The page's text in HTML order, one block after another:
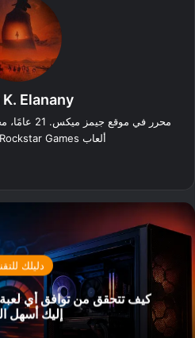
K. Elanany
محرر في
ألعاب Rockstar Games والألعاب الخطية
دليلك
كيف تتحقق من توافق أي
إليك أسهل